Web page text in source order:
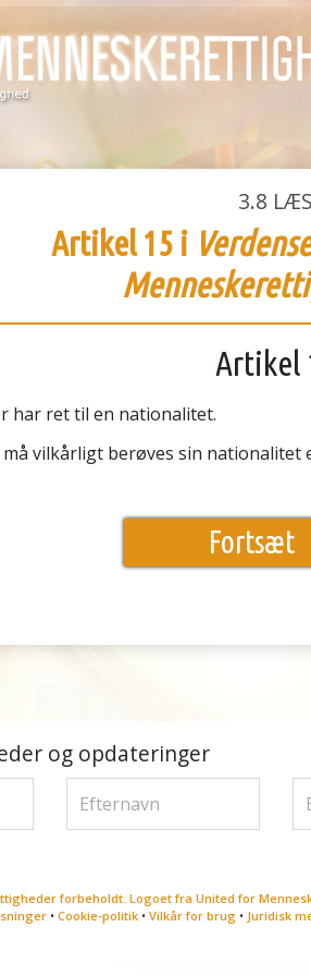
3.8 LÆS
Artikel 15 i
Artikel
har ret til en nationalitet.
vilkårligt berøves sin
Fortsæt
og opdateringer
forbeholdt. Logoet fra United for
• Cookie-politik• Vilkår for brug• Juridisk